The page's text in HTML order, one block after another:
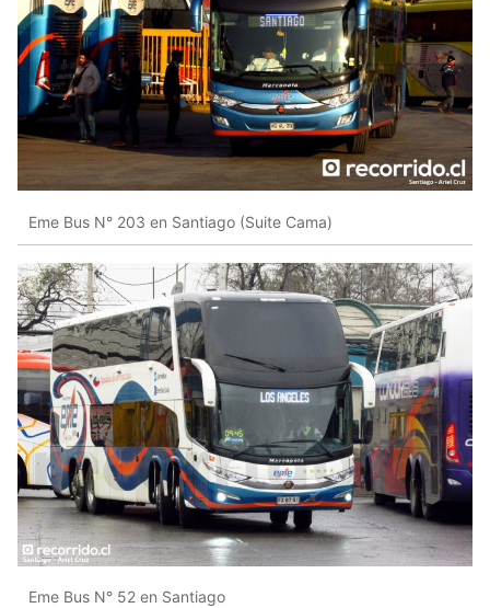
Eme Bus N° 203 en Santiago (Suite Cama)
Eme Bus N° 52 en Santiago